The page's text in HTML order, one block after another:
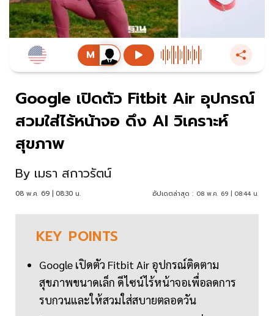
Google เปิดตัว Fitbit Air อุปกรณ์
สวมใส่ไร้หน้าจอ ดึง AI วิเคราะห์
สุขภาพ
By เมธา สกาวรัตน์
08 พ.ค. 69 | 08:30 น. อัปเดตล่าสุด : 08 พ.ค. 69 | 08:44 น.
KEY POINTS
Google เปิดตัว Fitbit Air อุปกรณ์ติดตาม
สุขภาพขนาดเล็ก ดีไซน์ไร้หน้าจอเพื่อลดการ
รบกวนและให้สวมใส่สบายตลอดวัน